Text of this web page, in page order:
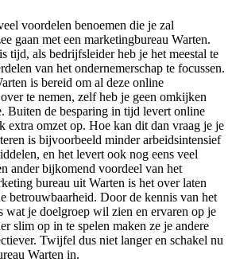
voordelen benoemen die je zal
gaan met een marketingbureau Warten.
tijd, als bedrijfsleider heb je het meestal te
van het ondernemerschap te focussen.
is bereid om al deze online
te nemen, zelf heb je geen omkijken
Buiten de besparing in tijd levert online
extra omzet op. Hoe kan dit dan vraag je je
is bijvoorbeeld minder arbeidsintensief
en het levert ook nog eens veel
ander bijkomend voordeel van het
bureau uit Warten is het over laten
betrouwbaarheid. Door de kennis van het
wat je doelgroep wil zien en ervaren op je
slim op in te spelen maken ze je andere
Twijfel dus niet langer en schakel nu
Warten in.